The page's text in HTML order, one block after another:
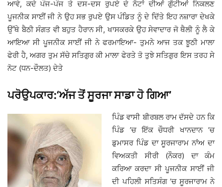
ਆਵੇ, ਕਦੇ ਪੰਜ-ਪੰਜ ਤੇ ਦਸ-ਦਸ ਰੁਪਏ ਦੇ ਨੋਟਾਂ ਦੀਆਂ ਗੁੱਟੀਆਂ ਨਿਕਲਣ
ਪੂਜਨੀਕ ਸਾਈਂ ਜੀ ਨੇ ਉਹ ਸਭ ਰੁਪਏ ਉਸ ਪੰਡਿਤ ਨੂੰ ਦੇ ਦਿੱਤੇ ਇਹ ਨਜ਼ਾਰਾ ਦੇਖਕੇ
ਉੱਥੇ ਬੈਠੀ ਸੰਗਤ ਵੀ ਬਹੁਤ ਹੈਰਾਨ ਸੀ, ਖਾਸਕਰਕੇ ਉਹ ਸੇਵਾਦਾਰ ਜੋ ਥੈਲੀ ਨੂੰ ਲੈ ਕੇ
ਆਇਆ ਸੀ ਪੂਜਨੀਕ ਸਾਈਂ ਜੀ ਨੇ ਫਰਮਾਇਆ- ਤੁਮਨੇ ਆਜ ਤਕ ਝੂਠੀ ਮਾਲਾ
ਫੇਰੀ ਹੈ, ਅਗਰ ਤੁਮ ਸੱਚੇ ਸਤਿਗੁਰ ਕੀ ਮਾਲਾ ਫੇਰਤੇ ਤੋ ਤੁਝੇ ਸਤਿਗੁਰ ਇਸ ਤਰਹ ਸੇ
ਨੋਟ (ਧਨ-ਦੌਲਤ) ਦੇਤੇ
ਪਰੋਉਪਕਾਰ:‘ਅੱਜ ਤੋਂ ਸੂਰਜਾ ਸਾਡਾ ਹੋ ਗਿਆ’
ਪਿੰਡ ਵਾਸੀ ਬੀਰਬਲ ਰਾਮ ਦੱਸਦੇ ਹਨ ਕਿ
ਪਿੰਡ ’ਚ ਇੱਕ ਚੌਧਰੀ ਖਾਨਦਾਨ ’ਚ
ਡੁਮਾਸਰ ਪਿੰਡ ਦਾ ਸੂਰਜਾਰਾਮ ਨਾਂਅ ਦਾ
ਵਿਅਕਤੀ ਸੀਰੀ (ਨੌਕਰ) ਦਾ ਕੰਮ
ਕਰਿਆ ਕਰਦਾ ਸੀ ਪੂਜਨੀਕ ਸਾਈਂ ਜੀ
ਦੀ ਪਹਿਲੀ ਸਤਿਸੰਗ ’ਚ ਸੂਰਜਾਰਾਮ ਨੇ